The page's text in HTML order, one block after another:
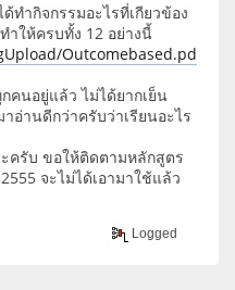
ทำกิจกรรมอะไรที่เกียวข้อง
ำให้ครบทั้ง 12 อย่างนี้
Outcomebased.pdf
คนอยู่แล้ว ไม่ได้ยากเย็น
อ่านดีกว่าครับว่าเรียนอะไร
ครับ ขอให้ติดตามหลักสูตร
จะไม่ได้เอามาใช้แล้ว
Logged